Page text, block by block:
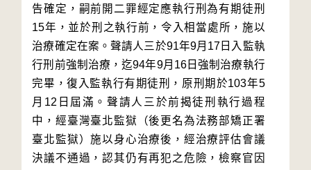
告確定，嗣前開二罪經定應執行刑為有期徒刑
15年，並於刑之執行前，令入相當處所，施以
治療確定在案。聲請人三於91年9月17日入監執
行刑前強制治療，迄94年9月16日強制治療執行
完畢，復入監執行有期徒刑，原刑期於103年5
月12日屆滿。聲請人三於前揭徒刑執行過程
中，經臺灣臺北監獄（後更名為法務部矯正署
臺北監獄）施以身心治療後，經治療評估會議
決議不通過，認其仍有再犯之危險，檢察官因